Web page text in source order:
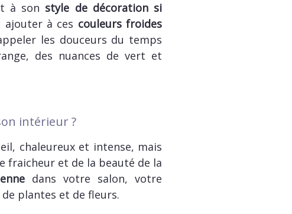
à son style de décoration si
ajouter à ces couleurs froides
les douceurs du temps
des nuances de vert et
intérieur ?
chaleureux et intense, mais
fraicheur et de la beauté de la
dans votre salon, votre
plantes et de fleurs.